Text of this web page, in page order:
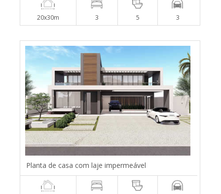
20x30m 3 5 3
Planta de casa com laje impermeável